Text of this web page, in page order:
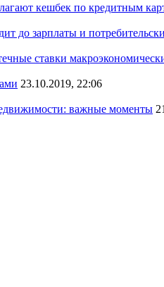
кешбек по кредитным
до зарплаты и
ставки
23.10.2019, 22:06
важные моменты